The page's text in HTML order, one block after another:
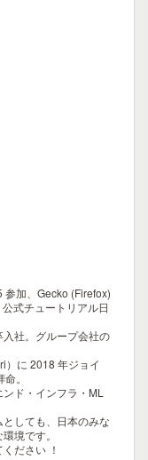
加、Gecko (Firefox)
式チュートリアル日
社。グループ会社の
）に 2018 年ジョイ
。
ド・インフラ・ML
しても、日本のみな
境です。
ださい ！